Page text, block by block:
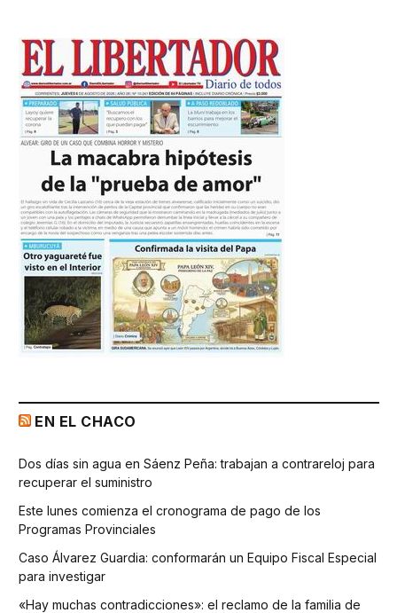
EN EL CHACO
Dos días sin agua en Sáenz Peña: trabajan a contrareloj para
recuperar el suministro
Este lunes comienza el cronograma de pago de los
Programas Provinciales
Caso Álvarez Guardia: conformarán un Equipo Fiscal Especial
para investigar
«Hay muchas contradicciones»: el reclamo de la familia de